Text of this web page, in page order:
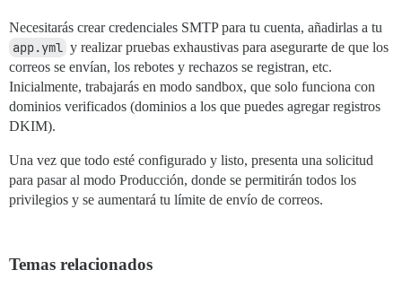
Necesitarás crear credenciales SMTP para tu cuenta, añadirlas a tu
app.yml y realizar pruebas exhaustivas para asegurarte de que los
correos se envían, los rebotes y rechazos se registran, etc.
Inicialmente, trabajarás en modo sandbox, que solo funciona con
dominios verificados (dominios a los que puedes agregar registros
DKIM).
Una vez que todo esté configurado y listo, presenta una solicitud
para pasar al modo Producción, donde se permitirán todos los
privilegios y se aumentará tu límite de envío de correos.
Temas relacionados